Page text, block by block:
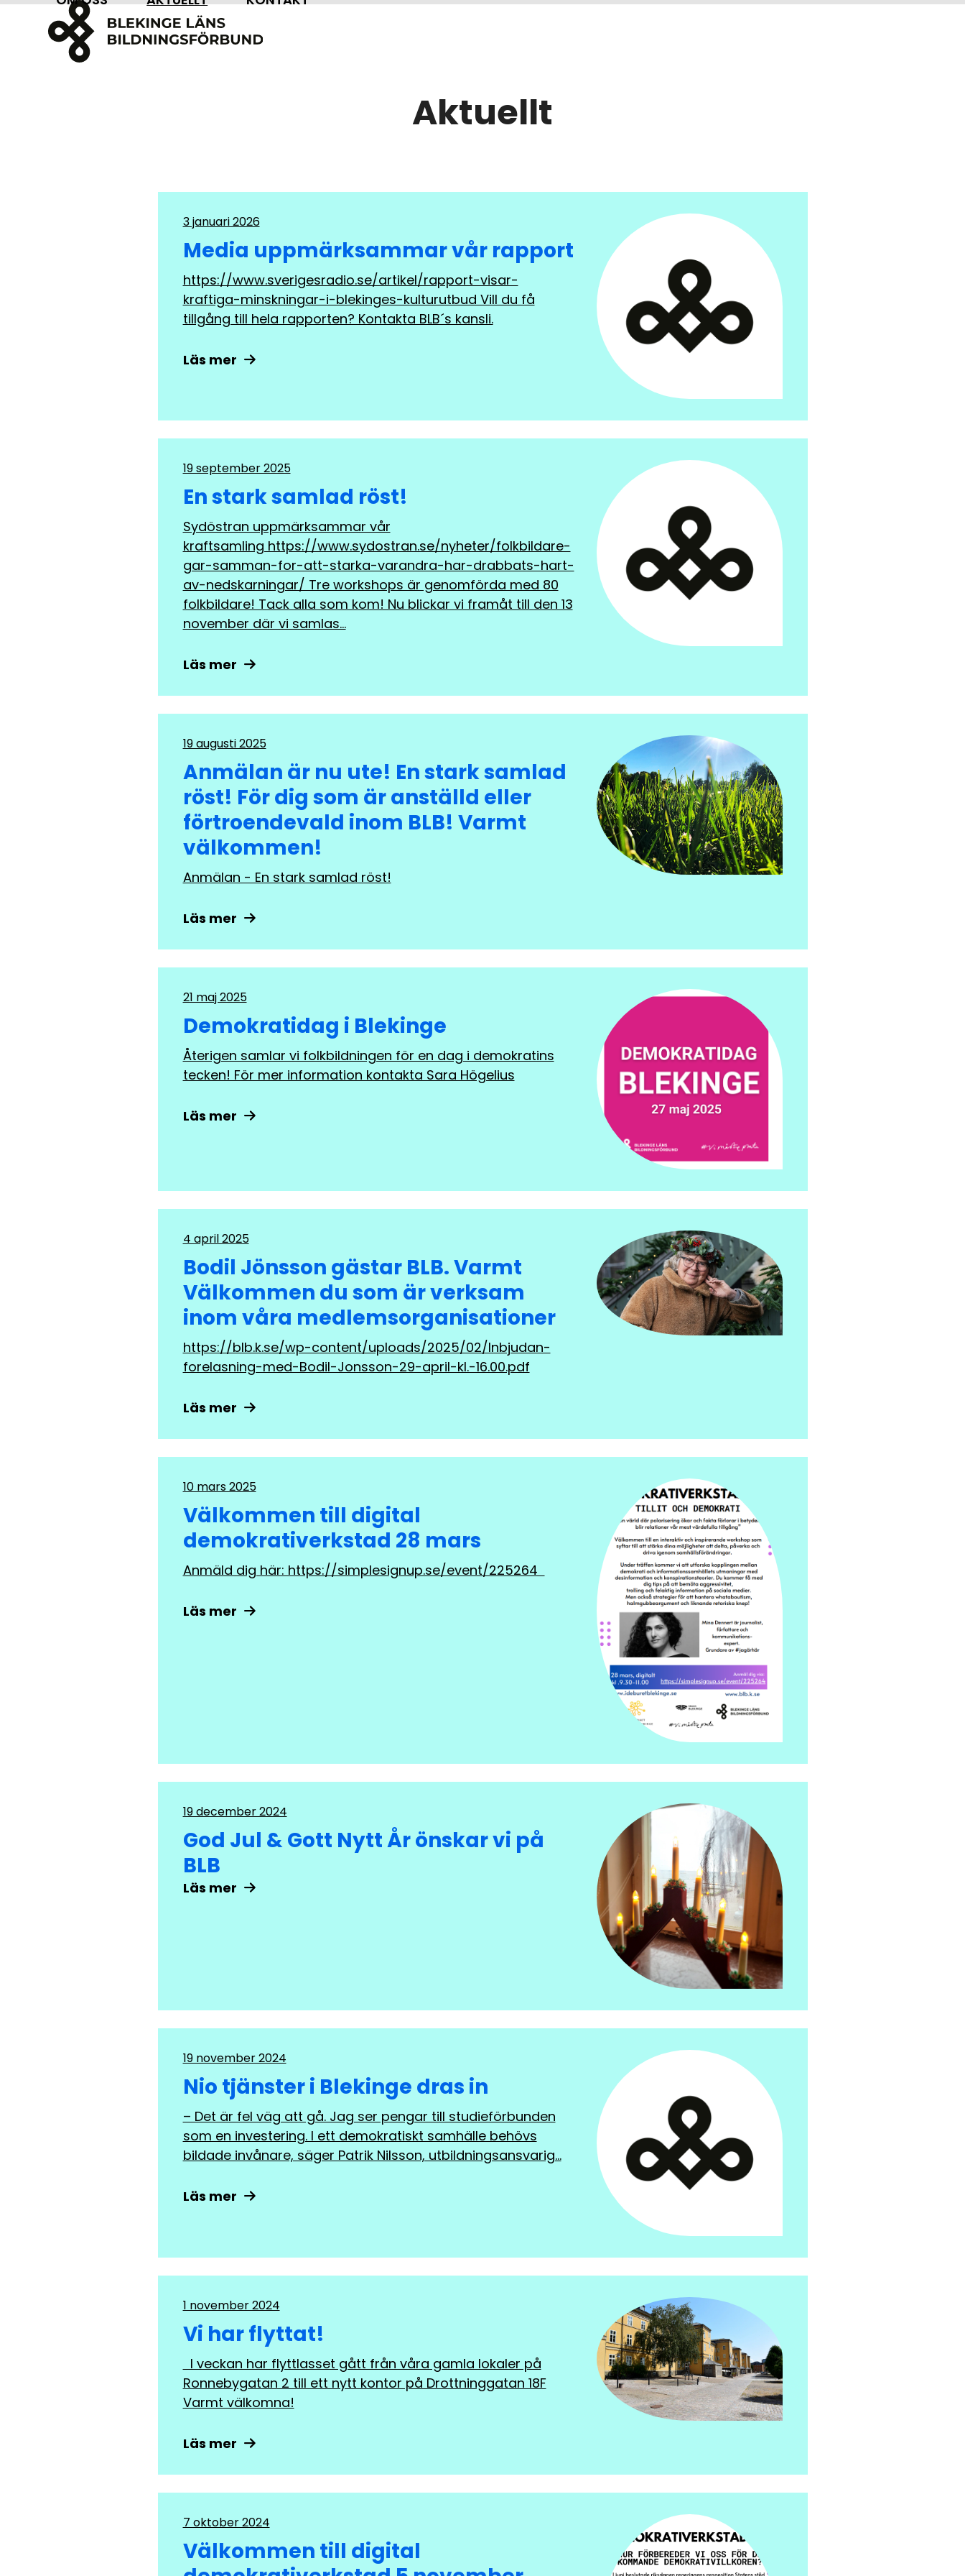
Skip
Aktuellt
3 januari 2026
Media uppmärksammar vår rapport
https://www.sverigesradio.se/artikel/rapport-visar-
kraftiga-minskningar-i-blekinges-kulturutbud Vill du få
tillgång till hela rapporten? Kontakta BLB´s kansli.
Läs mer
19 september 2025
En stark samlad röst!
Sydöstran uppmärksammar vår
kraftsamling https://www.sydostran.se/nyheter/folkbildare-
gar-samman-for-att-starka-varandra-har-drabbats-hart-
av-nedskarningar/ Tre workshops är genomförda med 80
folkbildare! Tack alla som kom! Nu blickar vi framåt till den 13
november där vi samlas…
Läs mer
19 augusti 2025
Anmälan är nu ute! En stark samlad
röst! För dig som är anställd eller
förtroendevald inom BLB! Varmt
välkommen!
Anmälan - En stark samlad röst!
Läs mer
21 maj 2025
Demokratidag i Blekinge
Återigen samlar vi folkbildningen för en dag i demokratins
tecken! För mer information kontakta Sara Högelius
Läs mer
4 april 2025
Bodil Jönsson gästar BLB. Varmt
Välkommen du som är verksam
inom våra medlemsorganisationer
https://blb.k.se/wp-content/uploads/2025/02/Inbjudan-
forelasning-med-Bodil-Jonsson-29-april-kl.-16.00.pdf
Läs mer
10 mars 2025
Välkommen till digital
demokrativerkstad 28 mars
Anmäld dig här: https://simplesignup.se/event/225264
Läs mer
19 december 2024
God Jul & Gott Nytt År önskar vi på
BLB
Läs mer
19 november 2024
Nio tjänster i Blekinge dras in
– Det är fel väg att gå. Jag ser pengar till studieförbunden
som en investering. I ett demokratiskt samhälle behövs
bildade invånare, säger Patrik Nilsson, utbildningsansvarig…
Läs mer
1 november 2024
Vi har flyttat!
I veckan har flyttlasset gått från våra gamla lokaler på
Ronnebygatan 2 till ett nytt kontor på Drottninggatan 18F
Varmt välkomna!
Läs mer
7 oktober 2024
Välkommen till digital